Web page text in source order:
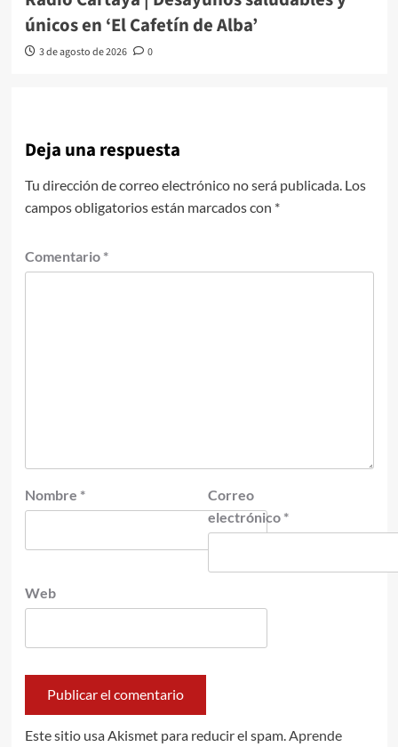
únicos en ‘El Cafetín de Alba’
3 de agosto de 2026 0
Deja una respuesta
Tu dirección de correo electrónico no será publicada. Los
campos obligatorios están marcados con *
Comentario *
Nombre *
Correo
electrónico *
Web
Este sitio usa Akismet para reducir el spam. Aprende